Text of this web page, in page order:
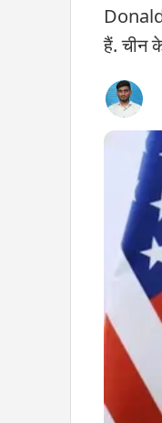
हैं. चीन